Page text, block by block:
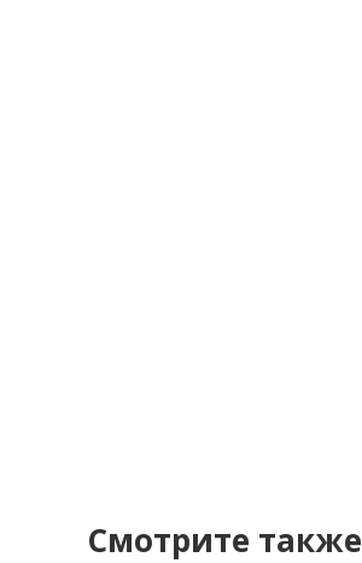
Смотрите также